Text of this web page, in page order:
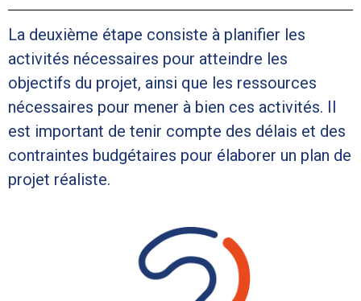
La deuxième étape consiste à planifier les
activités nécessaires pour atteindre les
objectifs du projet, ainsi que les ressources
nécessaires pour mener à bien ces activités. Il
est important de tenir compte des délais et des
contraintes budgétaires pour élaborer un plan de
projet réaliste.